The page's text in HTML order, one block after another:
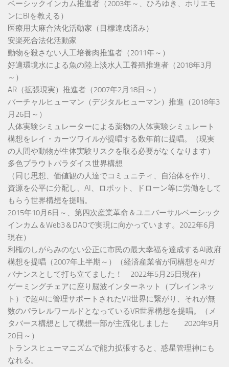
ベーシックインカム推進者（2003年～、ひろゆき、ホリエモ
ンにBIを教える）
医療用大麻合法化活動家（目標達成済み）
安楽死合法化活動家
動物を殺さない人工培養肉推進者（2011年～）
好適環境水による魚の陸上淡水人工養殖推進者（2018年3月
～）
AR（拡張現実）推進者（2007年2月18日～）
バーチャルヒューマン（デジタルヒューマン）推進（2018年3
月26日～）
人体実験シミュレーターによる薬物の人体実験シミュレート
構想をレイ・カーツワイルが提唱する数年前に提唱。（現実
の人間や動物が生体実験リスクを取る必要がなくなります）
多色プラウトパラダイス世界構想
（同じ思想、価値観の人達でコミュニティ、自治体を作り、
資源を公平に分配し、AI、ロボット、ドローン等に労働をして
もらう世界構想を提唱。
2015年10月6日～、第四次産業革命＆ユニバーサルベーシック
インカム＆Web3＆DAOで実現に向かっています。2022年6月
現在）
利権のしがらみのない公正に市民の最大幸福を達成するAI政府
構想を提唱（2007年上半期～）（経済産業省が同構想をAIガ
バナンスとして打ち立てました！ 2022年5月25日現在）
ゲーミングチェアに座り脳波インターネット（ブレインネッ
ト）で超AIに管理サポートされたVR世界に繋がり、それが無
数のパラレルワールドとなっているVR世界構想を提唱。（メ
タバース構想として構想一部が主流化しました 2020年9月
20日～）
トランスヒューマニズムで能力拡張すると、惑星管理神にも
なれる。